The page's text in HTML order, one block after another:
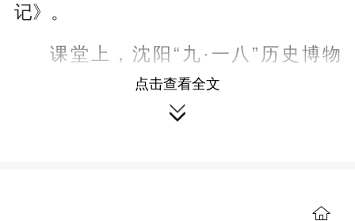
记》。
课堂上，沈阳“九·一八”历史博物
馆、北京中国人民抗日战争纪念馆、“烽
火家书”先后展示了九一八事变
国之志。历史文物、人物讲解、书信展
点击查看全文
